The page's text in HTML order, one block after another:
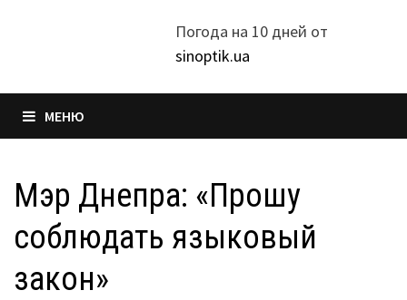
Погода на 10 дней от
sinoptik.ua
МЕНЮ
Мэр Днепра: «Прошу
соблюдать языковый
закон»